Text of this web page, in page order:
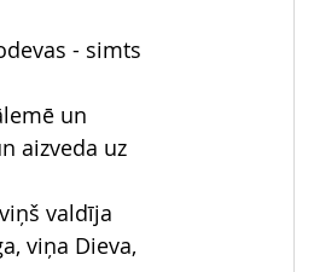
- simts
un
aizveda uz
valdīja
viņa Dieva,